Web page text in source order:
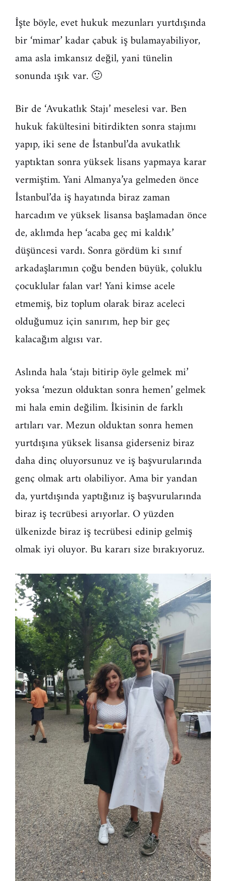
İşte böyle, evet hukuk mezunları yurtdışında
bir ‘mimar’ kadar çabuk iş bulamayabiliyor,
ama asla imkansız değil, yani tünelin
sonunda ışık var. 🙂
Bir de ‘Avukatlık Stajı’ meselesi var. Ben
hukuk fakültesini bitirdikten sonra stajımı
yapıp, iki sene de İstanbul’da avukatlık
yaptıktan sonra yüksek lisans yapmaya karar
vermiştim. Yani Almanya’ya gelmeden önce
İstanbul’da iş hayatında biraz zaman
harcadım ve yüksek lisansa başlamadan önce
de, aklımda hep ‘acaba geç mi kaldık’
düşüncesi vardı. Sonra gördüm ki sınıf
arkadaşlarımın çoğu benden büyük, çoluklu
çocuklular falan var! Yani kimse acele
etmemiş, biz toplum olarak biraz aceleci
olduğumuz için sanırım, hep bir geç
kalacağım algısı var.
Aslında hala ‘stajı bitirip öyle gelmek mi’
yoksa ‘mezun olduktan sonra hemen’ gelmek
mi hala emin değilim. İkisinin de farklı
artıları var. Mezun olduktan sonra hemen
yurtdışına yüksek lisansa giderseniz biraz
daha dinç oluyorsunuz ve iş başvurularında
genç olmak artı olabiliyor. Ama bir yandan
da, yurtdışında yaptığınız iş başvurularında
biraz iş tecrübesi arıyorlar. O yüzden
ülkenizde biraz iş tecrübesi edinip gelmiş
olmak iyi oluyor. Bu kararı size bırakıyoruz.